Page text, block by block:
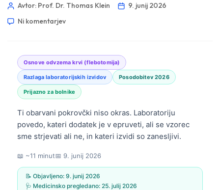
Avtor: Prof. Dr. Thomas Klein
9. junij 2026
Ni komentarjev
Osnove odvzema krvi (flebotomija)
Razlaga laboratorijskih izvidov Posodobitev 2026
Prijazno za bolnike
Ti obarvani pokrovčki niso okras. Laboratoriju
povedo, kateri dodatek je v epruveti, ali se vzorec
sme strjevati ali ne, in kateri izvidi so zanesljivi.
📖 ~11 minut📅 9. junij 2026
📝 Objavljeno: 9. junij 2026
🩺 Medicinsko pregledano: 25. julij 2026